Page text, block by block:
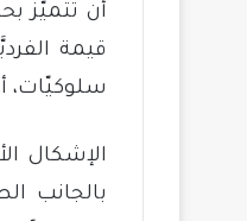
أن تتميَّز
قيمة
سلوكيّات،
الإشكال
بالجانب